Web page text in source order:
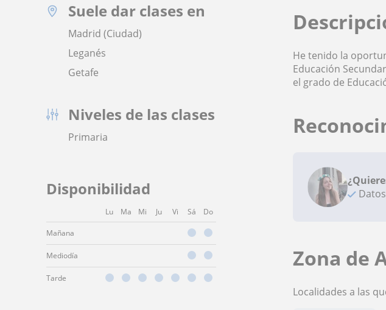
Suele dar clases en
Madrid (Ciudad)
Leganés
Getafe
Niveles de las clases
Primaria
Disponibilidad
Lu Ma Mi Ju Vi Sá Do
Mañana
Mediodía
Tarde
He tenido la
Educación
el grado de
Zona de
Localidades a las